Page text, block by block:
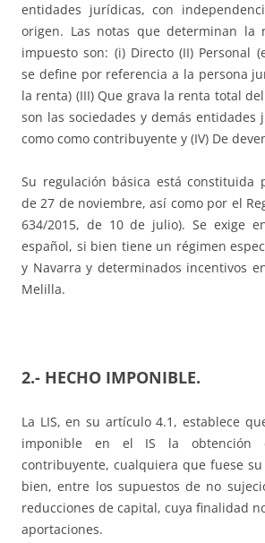
entidades jurídicas, con
origen. Las notas que determinan la
impuesto son: (i) Directo (II) Personal
se define por referencia a la persona
la renta) (III) Que grava la renta total
son las sociedades y demás entidades
como como contribuyente y (IV) De
Su regulación básica está constituida
de 27 de noviembre, así como por el
634/2015, de 10 de julio). Se exige
español, si bien tiene un régimen
y Navarra y determinados incentivos
Melilla.
2.- HECHO IMPONIBLE.
La LIS, en su artículo 4.1, establece
imponible en el IS la
contribuyente, cualquiera que fuese
bien, entre los supuestos de no
reducciones de capital, cuya finalidad
aportaciones.